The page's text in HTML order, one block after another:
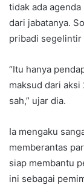
tidak ada
dari jabatanya.
pribadi segelintir
“Itu hanya
maksud dari
sah,” ujar dia.
Ia mengaku
memberantas
siap membantu
ini sebagai